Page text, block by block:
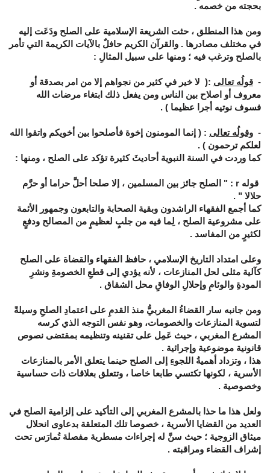
بحجته من خصمه .
ومن هذا المنطلق ، حثت الشريعة الإسلامية على الصلح ودَعَت إليه
في مختلف مصادرها . والقرآن الكريم حافلٌ بالآيات الكريمة التي تأمر
بالصلح وترغب فيه ؛ ومنها على سبيل المثالِ :
- قولُه تعالى :
) لا خير في كثير من نجواهم إلا من امر بصدقة أو
معروف أو اصلاح بين الناس ومن يفعل ذلك ابتغاء مرضات الله
فسوف نوتيه أجرا عظيما (
.
- وقولُه تعالى :
) إنما المومنون إخوة فأصلحوا بين أخويكم واتقوا الله
لعلكم ترحمون (
.
كما وردت في السنة النبوية أحاديثَ كثيرة تؤكد على الصلح ، ومنها :
قوله r : " الصلح جائز بين المسلمين ، إلا صلحا أحلَّ حراما أو حرَّم
حلالا " .
كما أجمع الفقهاء الراشدون وبقية الصحابة والتابعون وجمهور الأئمة
على مشروعية الصلح ، لِما فيه من جلبٍ لعظيمٍ من المصالح ودفعٍ
لكثيرٍ من المفاسد .
وعلى امتداد التاريخ الإسلامي ، حافظ الفقهاء والقضاة على الصلح
كآلية مثلى لحل المنازعات ، لأنه يؤدي إلى قطعِ الخصومةِ ونشرِ
المودةِ والوئامِ وإحلالِ الوفاقِ محل الشقاق .
ومن جانبه سار القضاءُ المغربيُّ منذ القدمِ على اعتمادِ الصلحِ وسيلةً
لتسوية المنازعات والخصومات، وهو نفس التوجه الذي كرسه
المشرع المغربي ، حيث عَمِل على تقنينه وتنظيمه بمقتضى نصوص
قانونية موضوعية وإجرائية .
هذا ، وتزداد أهميةُ اللجوءِ إلى الصلح حينما يتعلق الأمر بالمنازعات
الأسرية ، لكونها تكتسي طابعا خاصا ، وتتعلق بعلاقات ذات حساسية
وخصوصية .
ولعل هذا ما حذا بالمشرع المغربي إلى التأكيد على إلزامية الصلح في
العديد من القضايا الأسرية ، خصوصا تلك المتعلقة بدعاوى انحلال
ميثاق الزوجية ؛ حيث سنَّ له إجراءات مسطرية مفصلة تُمارَس تحت
إشراف القضاء ومراقبته .